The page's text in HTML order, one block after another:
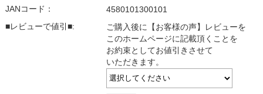
JANコード：
4580101300101
■レビューで値引■:
ご購入後に【お客様の声】レビューを
このホームページに記載頂くことを
お約束としてお値引きさせて
いただきます。